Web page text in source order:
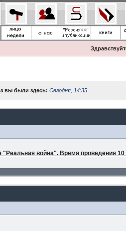
вы были здесь: Сегодня, 14:35
"Реальная война". Время проведения 10